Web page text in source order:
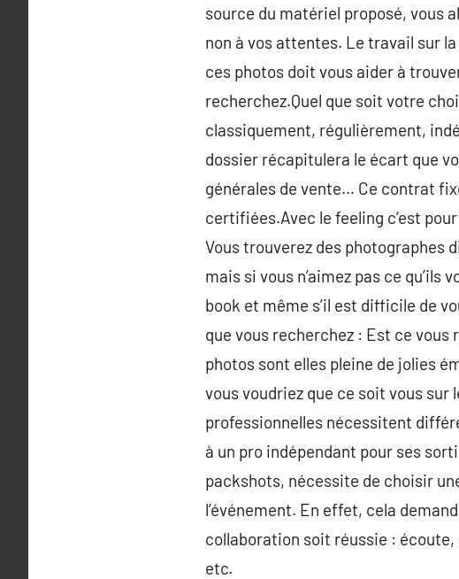
source du matériel proposé, vous
non à vos attentes. Le travail sur
ces photos doit vous aider à
recherchez.Quel que soit votre
classiquement, régulièrement,
dossier récapitulera le écart que
générales de vente… Ce contrat
certifiées.Avec le feeling c’est
Vous trouverez des photographes
mais si vous n’aimez pas ce qu’ils
book et même s’il est difficile de
que vous recherchez : Est ce vous
photos sont elles pleine de jolies
vous voudriez que ce soit vous sur
professionnelles nécessitent
à un pro indépendant pour ses
packshots, nécessite de choisir
l’événement. En effet, cela
collaboration soit réussie : écoute,
etc.